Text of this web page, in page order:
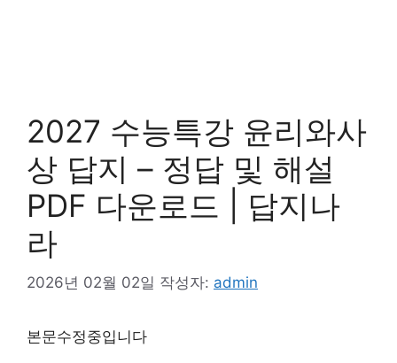
2027 수능특강 윤리와사
상 답지 – 정답 및 해설
PDF 다운로드 | 답지나
라
2026년 02월 02일 작성자: admin
본문수정중입니다